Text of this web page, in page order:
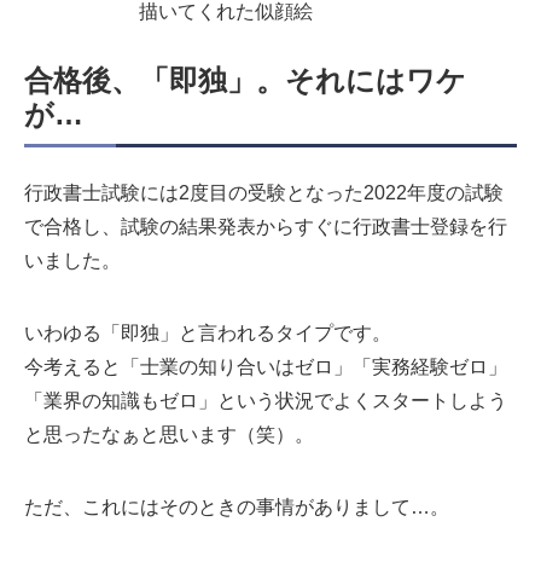
描いてくれた似顔絵
合格後、「即独」。それにはワケ
が…
行政書士試験には2度目の受験となった2022年度の試験
で合格し、試験の結果発表からすぐに行政書士登録を行
いました。
いわゆる「即独」と言われるタイプです。
今考えると「士業の知り合いはゼロ」「実務経験ゼロ」
「業界の知識もゼロ」という状況でよくスタートしよう
と思ったなぁと思います（笑）。
ただ、これにはそのときの事情がありまして…。